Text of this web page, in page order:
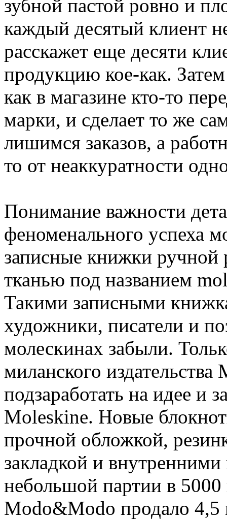
зубной пастой ровно и
каждый десятый клиент
расскажет еще десяти
продукцию кое-как.
как в магазине кто-то
марки, и сделает то же
лишимся заказов, а
то от неаккуратности
Понимание важности
феноменального успеха
записные книжки ручной
тканью под названием
Такими записными
художники, писатели и
молескинах забыли.
миланского
подзаработать на идее и
Moleskine. Новые
прочной обложкой,
закладкой и
небольшой партии в 5000
Modo&Modo продало 4,5